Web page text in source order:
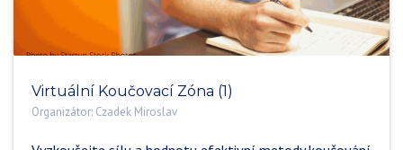
Virtuální Koučovací Zóna (1)
Organizátor: Czadek Miroslav